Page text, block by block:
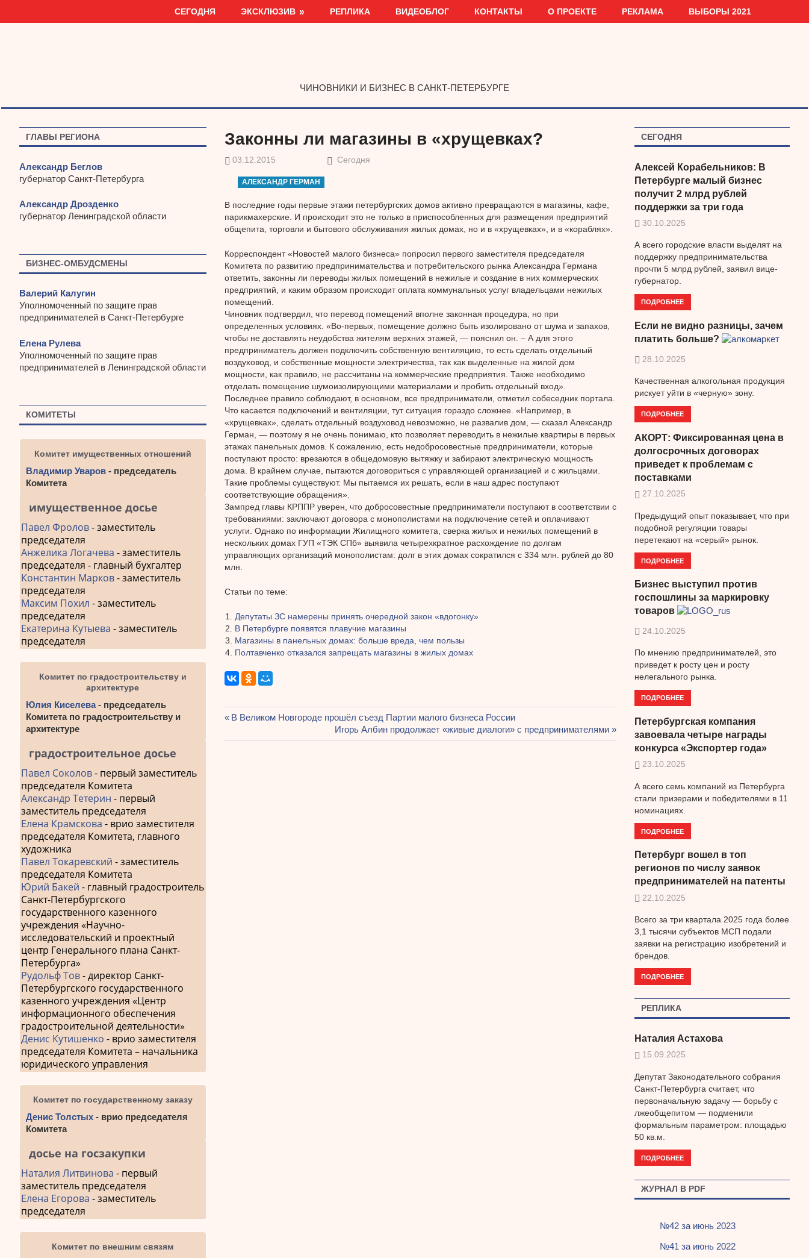
СЕГОДНЯ ЭКСКЛЮЗИВ РЕПЛИКА ВИДЕОБЛОГ КОНТАКТЫ О ПРОЕКТЕ РЕКЛАМА ВЫБОРЫ 2021
ЧИНОВНИКИ И БИЗНЕС В САНКТ-ПЕТЕРБУРГЕ
Законны ли магазины в «хрущевках?
03.12.2015 Сегодня
АЛЕКСАНДР ГЕРМАН
В последние годы первые этажи петербургских домов активно превращаются в магазины, кафе,
парикмахерские. И происходит это не только в приспособленных для размещения предприятий
общепита, торговли и бытового обслуживания жилых домах, но и в «хрущевках», и в «кораблях».
Корреспондент «Новостей малого бизнеса» попросил первого заместителя председателя
Комитета по развитию предпринимательства и потребительского рынка Александра Германа
ответить, законны ли переводы жилых помещений в нежилые и создание в них коммерческих
предприятий, и каким образом происходит оплата коммунальных услуг владельцами нежилых
помещений.
Чиновник подтвердил, что перевод помещений вполне законная процедура, но при
определенных условиях. «Во-первых, помещение должно быть изолировано от шума и запахов,
чтобы не доставлять неудобства жителям верхних этажей, — пояснил он. – А для этого
предприниматель должен подключить собственную вентиляцию, то есть сделать отдельный
воздуховод, и собственные мощности электричества, так как выделенные на жилой дом
мощности, как правило, не рассчитаны на коммерческие предприятия. Также необходимо
отделать помещение шумоизолирующими материалами и пробить отдельный вход».
Последнее правило соблюдают, в основном, все предприниматели, отметил собеседник портала.
Что касается подключений и вентиляции, тут ситуация гораздо сложнее. «Например, в
«хрущевках», сделать отдельный воздуховод невозможно, не развалив дом, — сказал Александр
Герман, — поэтому я не очень понимаю, кто позволяет переводить в нежилые квартиры в первых
этажах панельных домов. К сожалению, есть недобросовестные предприниматели, которые
поступают просто: врезаются в общедомовую вытяжку и забирают электрическую мощность
дома. В крайнем случае, пытаются договориться с управляющей организацией и с жильцами.
Такие проблемы существуют. Мы пытаемся их решать, если в наш адрес поступают
соответствующие обращения».
Зампред главы КРППР уверен, что добросовестные предприниматели поступают в соответствии с
требованиями: заключают договора с монополистами на подключение сетей и оплачивают
услуги. Однако по информации Жилищного комитета, сверка жилых и нежилых помещений в
нескольких домах ГУП «ТЭК СПб» выявила четырехкратное расхождение по долгам
управляющих организаций монополистам: долг в этих домах сократился с 334 млн. рублей до 80
млн.
Статьи по теме:
Депутаты ЗС намерены принять очередной закон «вдогонку»
В Петербурге появятся плавучие магазины
Магазины в панельных домах: больше вреда, чем пользы
Полтавченко отказался запрещать магазины в жилых домах
Предыдущая
В Великом Новгороде прошёл съезд Партии малого бизнеса России
Следующая
запись:
Игорь Албин продолжает «живые диалоги» с предпринимателями
ГЛАВЫ РЕГИОНА
Александр Беглов
губернатор Санкт-Петербурга
Александр Дрозденко
губернатор Ленинградской области
БИЗНЕС-ОМБУДСМЕНЫ
Валерий Калугин
Уполномоченный по защите прав
предпринимателей в Санкт-Петербурге
Елена Рулева
Уполномоченный по защите прав
предпринимателей в Ленинградской области
КОМИТЕТЫ
Комитет имущественных отношений
Владимир Уваров - председатель
Комитета
имущественное досье
Павел Фролов- заместитель
председателя
Анжелика Логачева - заместитель
председателя - главный бухгалтер
Константин Марков- заместитель
председателя
Максим Похил - заместитель
председателя
Екатерина Кутыева - заместитель
председателя
Комитет по градостроительству и
архитектуре
Юлия Киселева- председатель
Комитета по градостроительству и
архитектуре
градостроительное досье
Павел Соколов- первый заместитель
председателя Комитета
Александр Тетерин - первый
заместитель председателя
Елена Крамскова - врио заместителя
председателя Комитета, главного
художника
Павел Токаревский - заместитель
председателя Комитета
Юрий Бакей - главный градостроитель
Санкт-Петербургского
государственного казенного
учреждения «Научно-
исследовательский и проектный
центр Генерального плана Санкт-
Петербурга»
Рудольф Тов- директор Санкт-
Петербургского государственного
казенного учреждения «Центр
информационного обеспечения
градостроительной деятельности»
Денис Кутишенко - врио заместителя
председателя Комитета – начальника
юридического управления
Комитет по государственному заказу
Денис Толстых - врио председателя
Комитета
досье на госзакупки
Наталия Литвинова - первый
заместитель председателя
Елена Егорова - заместитель
председателя
Комитет по внешним связям
СЕГОДНЯ
Алексей Корабельников: В
Петербурге малый бизнес
получит 2 млрд рублей
поддержки за три года
30.10.2025
А всего городские власти выделят на
поддержку предпринимательства
прочти 5 млрд рублей, заявил вице-
губернатор.
ПОДРОБНЕЕ
Если не видно разницы, зачем
платить больше?
28.10.2025
Качественная алкогольная продукция
рискует уйти в «черную» зону.
ПОДРОБНЕЕ
АКОРТ: Фиксированная цена в
долгосрочных договорах
приведет к проблемам с
поставками
27.10.2025
Предыдущий опыт показывает, что при
подобной регуляции товары
перетекают на «серый» рынок.
ПОДРОБНЕЕ
Бизнес выступил против
госпошлины за маркировку
товаров
24.10.2025
По мнению предпринимателей, это
приведет к росту цен и росту
нелегального рынка.
ПОДРОБНЕЕ
Петербургская компания
завоевала четыре награды
конкурса «Экспортер года»
23.10.2025
А всего семь компаний из Петербурга
стали призерами и победителями в 11
номинациях.
ПОДРОБНЕЕ
Петербург вошел в топ
регионов по числу заявок
предпринимателей на патенты
22.10.2025
Всего за три квартала 2025 года более
3,1 тысячи субъектов МСП подали
заявки на регистрацию изобретений и
брендов.
ПОДРОБНЕЕ
РЕПЛИКА
Наталия Астахова
15.09.2025
Депутат Законодательного собрания
Санкт-Петербурга считает, что
первоначальную задачу — борьбу с
лжеобщепитом — подменили
формальным параметром: площадью
50 кв.м.
ПОДРОБНЕЕ
ЖУРНАЛ В PDF
№42 за июнь 2023
№41 за июнь 2022